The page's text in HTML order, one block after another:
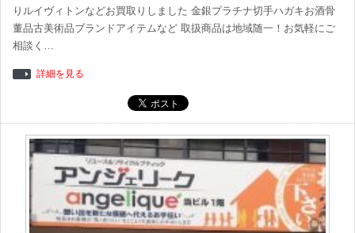
りルイヴィトンなどお買取りしました 金銀プラチナ切手ハガキお酒骨
董品古美術品ブランドアイテムなど 取扱商品は地域随一！お気軽にご
相談く…
詳細を見る